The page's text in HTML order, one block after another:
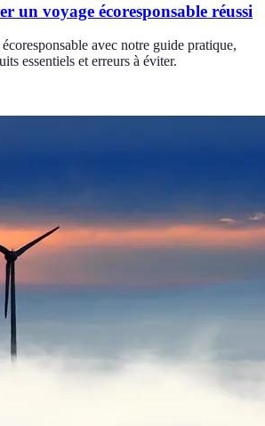
un voyage écoresponsable réussi
avec notre guide pratique,
essentiels et erreurs à éviter.